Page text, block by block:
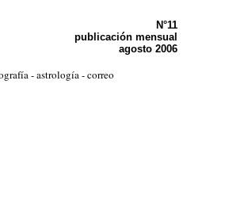
N°11
publicación mensual
agosto 2006
-astrología-correo